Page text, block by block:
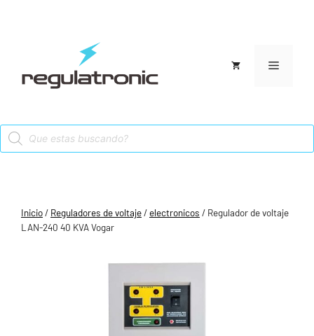
Menú
Products
search
Inicio/ Reguladores de voltaje/electronicos / Regulador de voltaje
LAN-240 40 KVA Vogar